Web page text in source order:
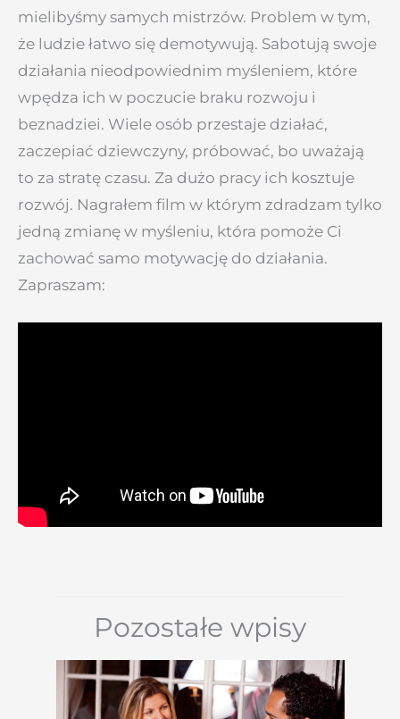
mielibyśmy samych mistrzów. Problem w tym,
że ludzie łatwo się demotywują. Sabotują swoje
działania nieodpowiednim myśleniem, które
wpędza ich w poczucie braku rozwoju i
beznadziei. Wiele osób przestaje działać,
zaczepiać dziewczyny, próbować, bo uważają
to za stratę czasu. Za dużo pracy ich kosztuje
rozwój. Nagrałem film w którym zdradzam tylko
jedną zmianę w myśleniu, która pomoże Ci
zachować samo motywację do działania.
Zapraszam:
Pozostałe wpisy